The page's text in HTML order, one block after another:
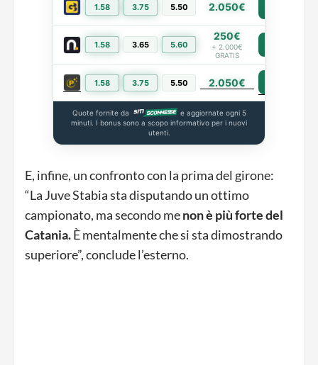
1.58 3.75 5.50 2.050€
1.58 3.65 5.60
250€
+ 2.000€
GRATIS
1.58 3.75 5.50 2.050€
Quote fornite da
e aggiornate ogni 5
minuti. I bonus sono a scopo informativo per i nuovi
utenti.
E, infine, un confronto con la prima del girone:
“La Juve Stabia sta disputando un ottimo
campionato, ma secondo menon è più forte del
Catania.È mentalmente che si sta dimostrando
superiore”, conclude l’esterno.